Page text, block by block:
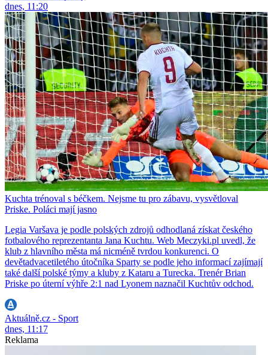
dnes, 11:20
Kuchta trénoval s béčkem. Nejsme tu pro zábavu, vysvětloval
Priske. Poláci mají jasno
Legia Varšava je podle polských zdrojů odhodlaná získat českého
fotbalového reprezentanta Jana Kuchtu. Web Meczyki.pl uvedl, že
klub z hlavního města má nicméně tvrdou konkurenci. O
devětadvacetiletého útočníka Sparty se podle jeho informací zajímají
také další polské týmy a kluby z Kataru a Turecka. Trenér Brian
Priske po úterní výhře 2:1 nad Lyonem naznačil Kuchtův odchod.
Aktuálně.cz - Sport
dnes, 11:17
Reklama